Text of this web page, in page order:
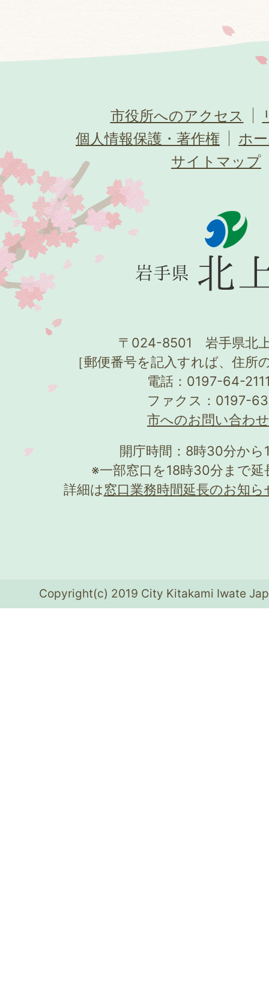
市役所へのアクセス
個人情報保護・著作権
ホ
サイトマップ
〒024-8501 岩手県北
［郵便番号を記入すれば、住所
電話：0197-64-
ファクス：0197-
市へのお問い合わ
開庁時間：8時30分か
※一部窓口を18時30分まで
詳細は窓口業務時間延長のお知ら
Copyright(c) 2019 City Kitakami Iwate